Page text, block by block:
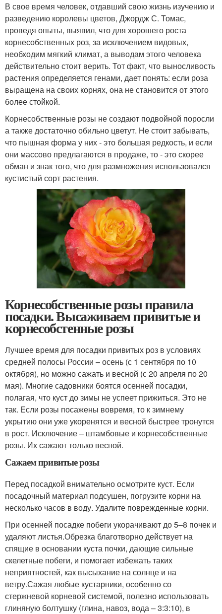
В свое время человек, отдавший свою жизнь изучению и
разведению королевы цветов, Джордж С. Томас,
проведя опыты, выявил, что для хорошего роста
корнесобственных роз, за исключением видовых,
необходим мягкий климат, а выводам этого человека
действительно стоит верить. Тот факт, что выносливость
растения определяется генами, дает понять: если роза
выращена на своих корнях, она не становится от этого
более стойкой.
Корнесобственные розы не создают подвойной поросли
а также достаточно обильно цветут. Не стоит забывать,
что пышная форма у них - это большая редкость, и если
они массово предлагаются в продаже, то - это скорее
обман и знак того, что для размножения использовался
кустистый сорт растения.
Корнесобственные розы правила
посадки. Высаживаем привитые и
корнесобстенные розы
Лучшее время для посадки привитых роз в условиях
средней полосы России – осень (с 1 сентября по 10
октября), но можно сажать и весной (с 20 апреля по 20
мая). Многие садовники боятся осенней посадки,
полагая, что куст до зимы не успеет прижиться. Это не
так. Если розы посажены вовремя, то к зимнему
укрытию они уже укоренятся и весной быстрее тронутся
в рост. Исключение – штамбовые и корнесобственные
розы. Их сажают только весной.
Сажаем привитые розы
Перед посадкой внимательно осмотрите куст. Если
посадочный материал подсушен, погрузите корни на
несколько часов в воду. Удалите поврежденные корни.
При осенней посадке побеги укорачивают до 5–8 почек и
удаляют листья.Обрезка благотворно действует на
спящие в основании куста почки, дающие сильные
скелетные побеги, и помогает избежать таких
неприятностей, как высыхание на солнце и на
ветру.Сажая любые кустарники, особенно со
стержневой корневой системой, полезно использовать
глиняную болтушку (глина, навоз, вода – 3:3:10), в